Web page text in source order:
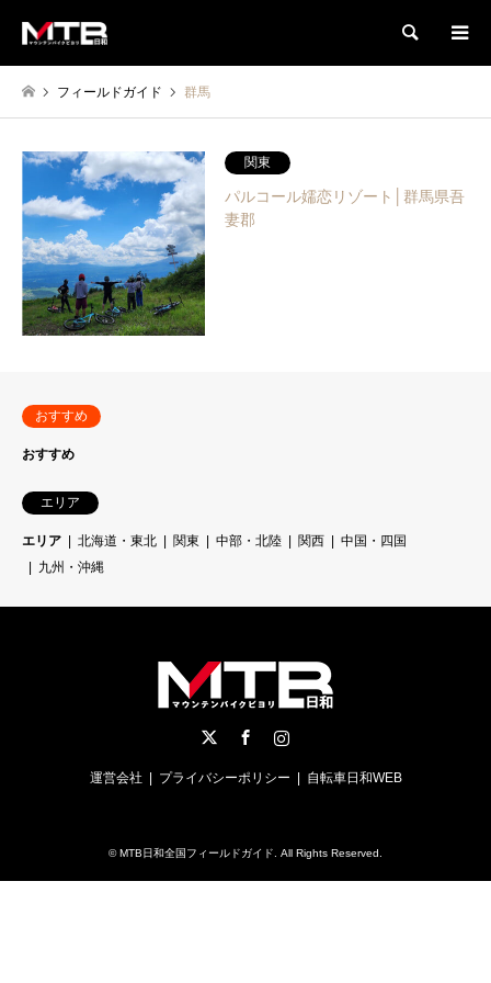
検索
フィールドガイド 群馬
関東
パルコール嬬恋リゾート│群馬県吾
妻郡
おすすめ
おすすめ
エリア
エリア 北海道・東北 関東 中部・北陸 関西
中国・四国
九州・沖縄
運営会社 プライバシーポリシー 自転車日和WEB
©MTB日和全国フィールドガイド . All Rights Reserved.